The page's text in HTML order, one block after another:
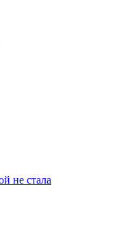
не стала